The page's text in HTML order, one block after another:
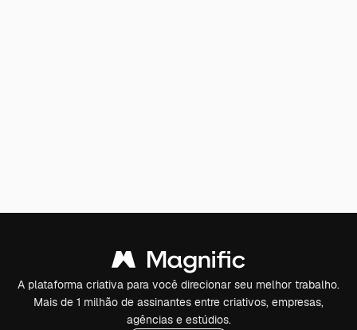
A plataforma criativa para você direcionar seu melhor trabalho.
Mais de 1 milhão de assinantes entre criativos, empresas,
agências e estúdios.